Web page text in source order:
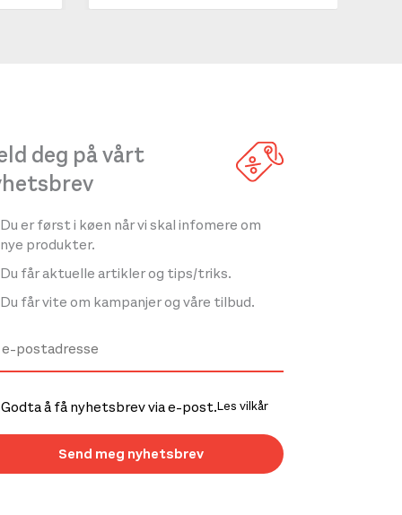
deg på vårt
Du er først i køen når vi skal infomere om
nye produkter.
Du får aktuelle artikler og tips/triks.
Du får vite om kampanjer og våre tilbud.
Godta å få nyhetsbrev via e-post.Les vilkår